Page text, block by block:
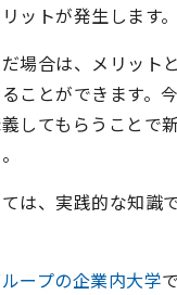
ットが発生します。
場合は、メリット
ことができます。
してもらうことで
は、実践的な知識
ープの企業内大学